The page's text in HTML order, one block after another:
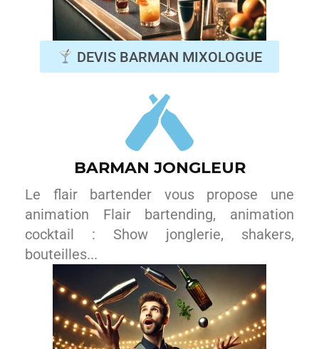
DEVIS BARMAN MIXOLOGUE
BARMAN JONGLEUR
Le flair bartender vous propose une
animation Flair bartending, animation
cocktail : Show jonglerie, shakers,
bouteilles...